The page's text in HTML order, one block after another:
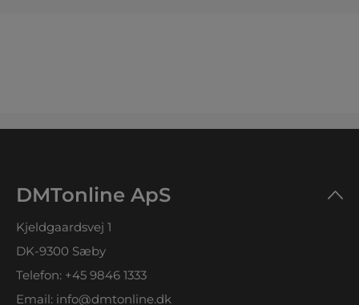
DMTonline ApS
Kjeldgaardsvej 1
DK-9300 Sæby
Telefon: +45 9846 1333
Email: info@dmtonline.dk